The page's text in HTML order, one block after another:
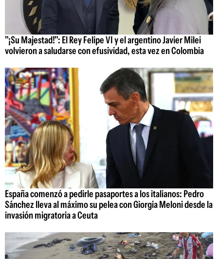
"¡Su Majestad!": El Rey Felipe VI y el argentino Javier Milei
volvieron a saludarse con efusividad, esta vez en Colombia
España comenzó a pedirle pasaportes a los italianos: Pedro
Sánchez lleva al máximo su pelea con Giorgia Meloni desde la
invasión migratoria a Ceuta